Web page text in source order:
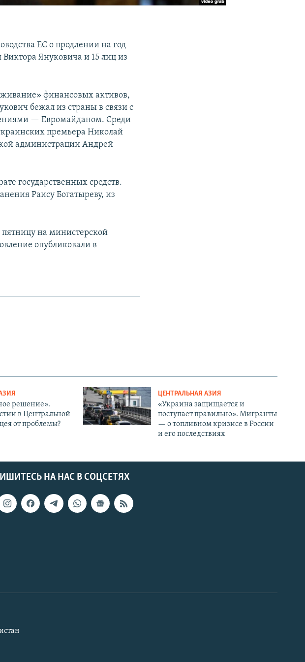
ЕС о продлении на год
Януковича и 15 лиц из
финансовых активов,
бежал из страны в связи с
— Евромайданом. Среди
премьера Николай
администрации Андрей
государственных средств.
Раису Богатыреву, из
на министерской
опубликовали в
решение».
в Центральной
от проблемы?
ЦЕНТРАЛЬНАЯ АЗИЯ
«Украина защищается и
поступает правильно». Мигранты
— о топливном кризисе в России
и его последствиях
НА НАС В СОЦСЕТЯХ